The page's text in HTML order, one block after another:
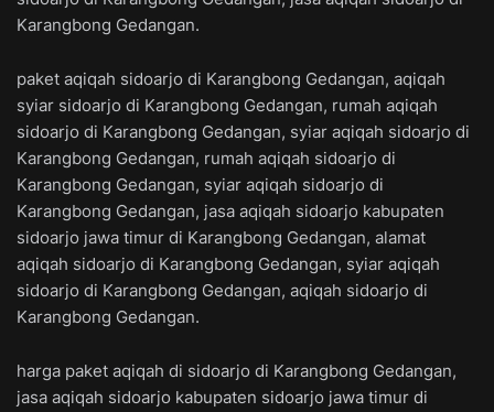
Karangbong Gedangan.
paket aqiqah sidoarjo di Karangbong Gedangan, aqiqah
syiar sidoarjo di Karangbong Gedangan, rumah aqiqah
sidoarjo di Karangbong Gedangan, syiar aqiqah sidoarjo di
Karangbong Gedangan, rumah aqiqah sidoarjo di
Karangbong Gedangan, syiar aqiqah sidoarjo di
Karangbong Gedangan, jasa aqiqah sidoarjo kabupaten
sidoarjo jawa timur di Karangbong Gedangan, alamat
aqiqah sidoarjo di Karangbong Gedangan, syiar aqiqah
sidoarjo di Karangbong Gedangan, aqiqah sidoarjo di
Karangbong Gedangan.
harga paket aqiqah di sidoarjo di Karangbong Gedangan,
jasa aqiqah sidoarjo kabupaten sidoarjo jawa timur di